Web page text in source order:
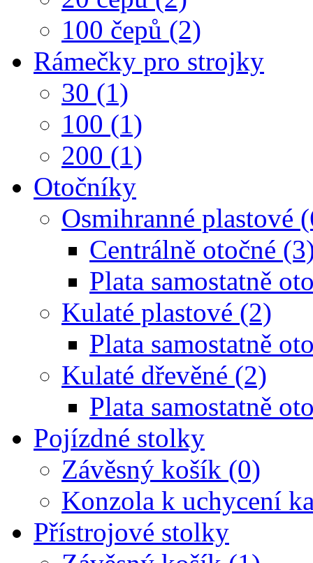
100 čepů (2)
Rámečky pro strojky
30 (1)
100 (1)
200 (1)
Otočníky
Osmihranné plastové
Centrálně otočné
Plata samostatně
Kulaté plastové (2)
Plata samostatně
Kulaté dřevěné (2)
Plata samostatně
Pojízdné stolky
Závěsný košík (0)
Konzola k uchycení
Přístrojové stolky